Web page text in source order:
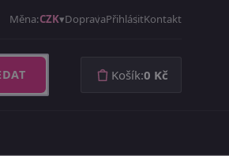
Měna:CZK DopravaPřihlásitKontakt
Košík:0 Kč